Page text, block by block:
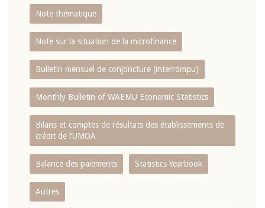
Note thématique
Note sur la situation de la microfinance
Bulletin mensuel de conjoncture (interrompu)
Monthly Bulletin of WAEMU Economic Statistics
Bilans et comptes de résultats des établissements de
crédit de l‘UMOA
Balance des paiements Statistics Yearbook
Autres